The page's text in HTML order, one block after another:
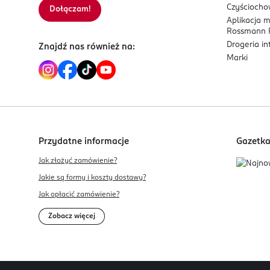
Dołączam!
Znajdź nas również na:
Aplikacja
Rossmann
Drogeria
Marki
Przydatne informacje
Jak złożyć zamówienie?
Jakie są formy i koszty dostawy?
Jak opłacić zamówienie?
Zobacz więcej
Gazetka